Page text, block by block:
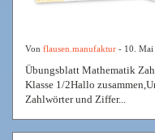
Von flausen.manufaktur - 10. Mai
Übungsblatt Mathematik
Klasse 1/2Hallo
Zahlwörter und Ziffer...